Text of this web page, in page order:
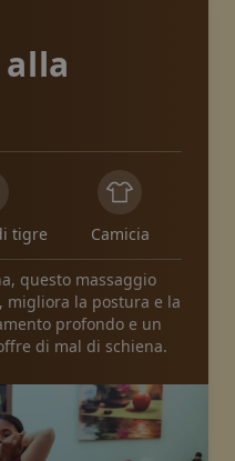
tigre Camicia
questo massaggio
migliora la postura e la
profondo e un
di mal di schiena.